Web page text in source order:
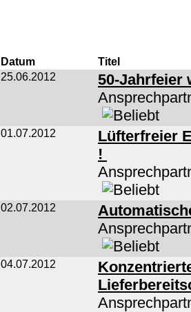
Datum
Titel
25.06.2012
50-Jahrfeier
01.07.2012
Lüfterfreier
!
02.07.2012
04.07.2012